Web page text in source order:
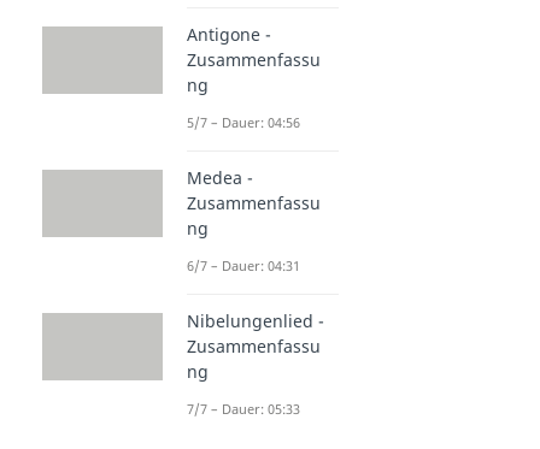
Antigone -
Zusammenfassu
ng
5/7 – Dauer: 04:56
Medea -
Zusammenfassu
ng
6/7 – Dauer: 04:31
Nibelungenlied -
Zusammenfassu
ng
7/7 – Dauer: 05:33